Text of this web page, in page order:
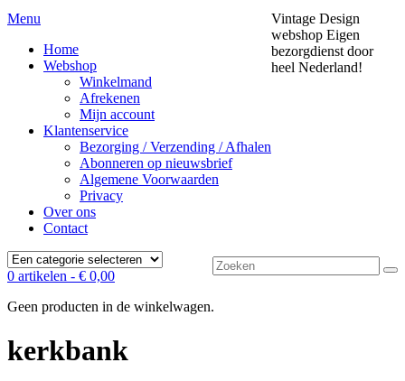
Menu
Home
Webshop
Winkelmand
Afrekenen
Mijn account
Klantenservice
Bezorging / Verzending / Afhalen
Abonneren op nieuwsbrief
Algemene Voorwaarden
Privacy
Over ons
Contact
Zoek
naar:
Vintage Design
webshop Eigen
bezorgdienst door
heel Nederland!
0 artikelen - € 0,00
Geen producten in de winkelwagen.
kerkbank